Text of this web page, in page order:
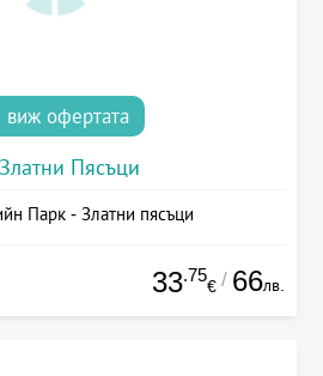
виж офертата
Златни Пясъци
Парк - Златни пясъци
33.75
€ / 66лв.